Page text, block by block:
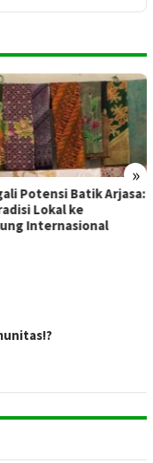
»
Arjasa:
Daurah Ad-
Perkuat
Muda Se-